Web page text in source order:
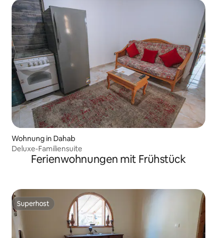
Wohnung in Dahab
Deluxe-Familiensuite
Ferienwohnungen mit Frühstück
Superhost
Superhost